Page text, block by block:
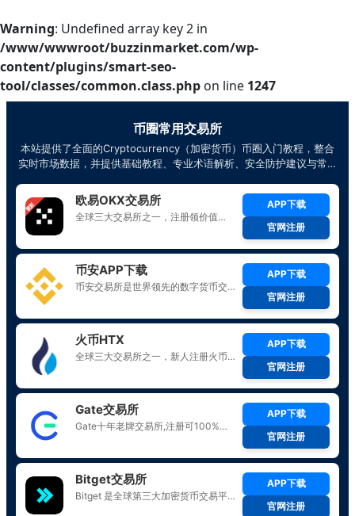
Warning: Undefined array key 2 in
/www/wwwroot/buzzinmarket.com/wp-
content/plugins/smart-seo-
tool/classes/common.class.php on line 1247